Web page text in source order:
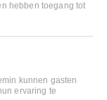
hebben toegang tot
kunnen gasten
ervaring te